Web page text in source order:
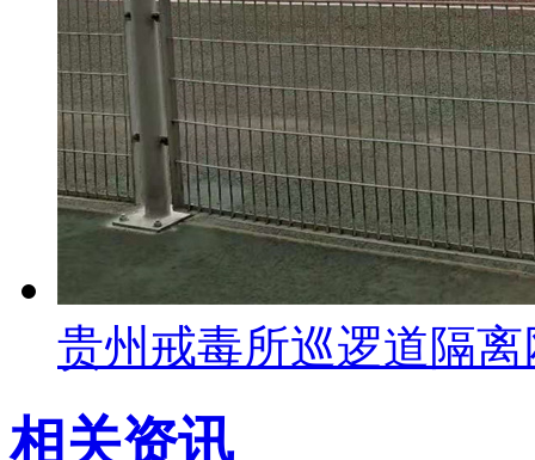
贵州戒毒所巡逻道隔离
相关资讯